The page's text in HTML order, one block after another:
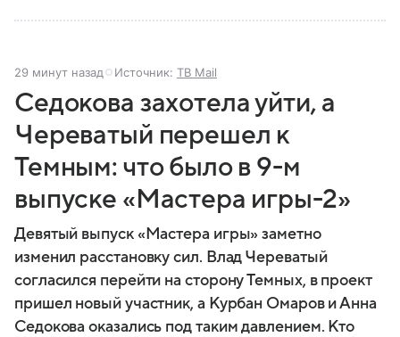
29 минут назад Источник: ТВ Mail
Седокова захотела уйти, а
Череватый перешел к
Темным: что было в 9-м
выпуске «Мастера игры-2»
Девятый выпуск «Мастера игры» заметно
изменил расстановку сил. Влад Череватый
согласился перейти на сторону Темных, в проект
пришел новый участник, а Курбан Омаров и Анна
Седокова оказались под таким давлением. Кто